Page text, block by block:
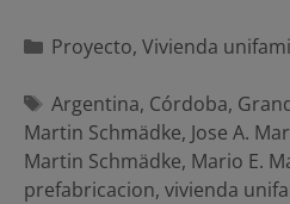
Categorías
Proyecto, Vivienda
Etiquetas
Argentina, Córdoba,
Martin Schmädke, Jose A.
Martin Schmädke, Mario E.
prefabricacion, vivienda